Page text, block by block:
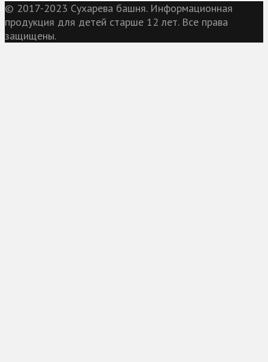
© 2017-2023 Сухарева башня. Информационная
продукция для детей старше 12 лет. Все права
защищены.